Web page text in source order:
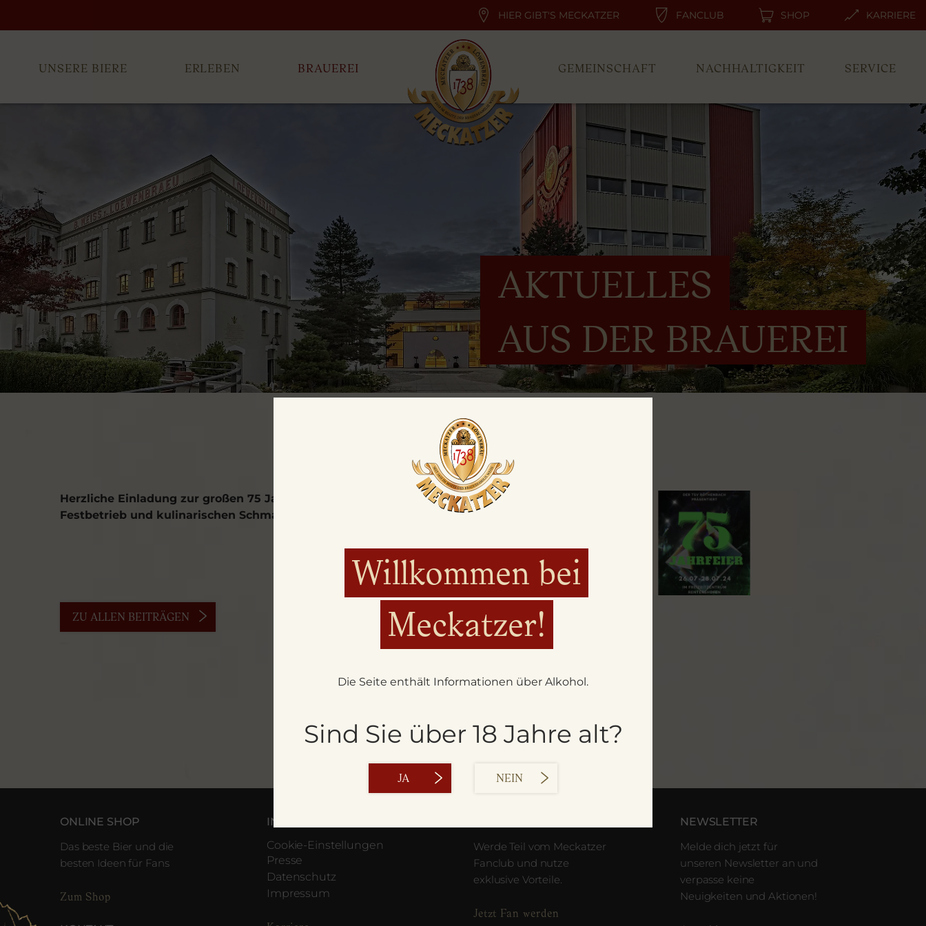
HIER GIBT'S MECKATZER FANCLUB SHOP KARRIERE
UNSERE BIERE ERLEBEN BRAUEREI GEMEINSCHAFT NACHHALTIGKEIT SERVICE
Willkommen bei
Meckatzer!
Die Seite enthält Informationen über Alkohol.
Sind Sie über 18 Jahre alt?
JA NEIN
AKTUELLES
AUS DER BRAUEREI
75 Jahrfeier TSV Röthenbach
Herzliche Einladung zur großen 75 Jahrfeier des TSV Röthenbach mit buntem Programm,
Festbetrieb und kulinarischen Schmankerln.
ZU ALLEN BEITRÄGEN
ONLINE SHOP
Das beste Bier und die
besten Ideen für Fans
Zum Shop
INFORMATION
Cookie-Einstellungen
Presse
Datenschutz
Impressum
Werde Teil vom Meckatzer
Fanclub und nutze
exklusive Vorteile.
Jetzt Fan werden
NEWSLETTER
Melde dich jetzt für
unseren Newsletter an und
verpasse keine
Neuigkeiten und Aktionen!